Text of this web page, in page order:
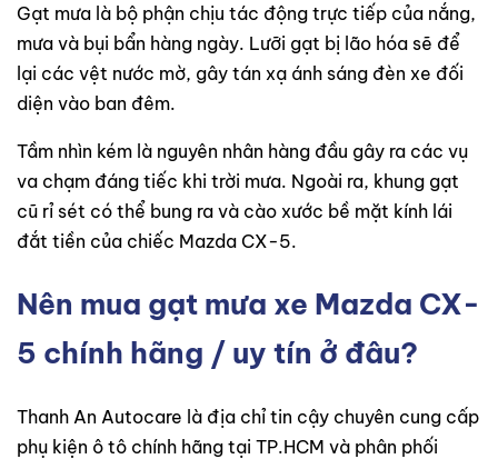
Gạt mưa là bộ phận chịu tác động trực tiếp của nắng,
mưa và bụi bẩn hàng ngày. Lưỡi gạt bị lão hóa sẽ để
lại các vệt nước mờ, gây tán xạ ánh sáng đèn xe đối
diện vào ban đêm.
Tầm nhìn kém là nguyên nhân hàng đầu gây ra các vụ
va chạm đáng tiếc khi trời mưa. Ngoài ra, khung gạt
cũ rỉ sét có thể bung ra và cào xước bề mặt kính lái
đắt tiền của chiếc Mazda CX-5.
Nên mua gạt mưa xe Mazda CX-
5 chính hãng / uy tín ở đâu?
Thanh An Autocare là địa chỉ tin cậy chuyên cung cấp
phụ kiện ô tô chính hãng tại TP.HCM và phân phối